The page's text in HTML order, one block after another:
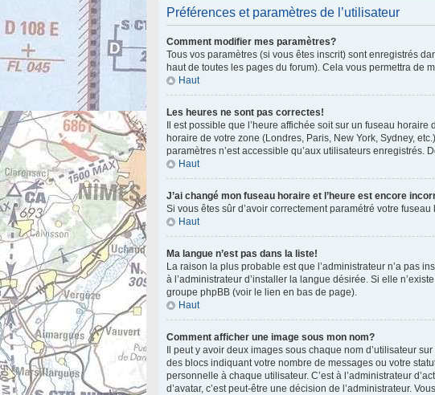
Préférences et paramètres de l’utilisateur
Comment modifier mes paramètres?
Tous vos paramètres (si vous êtes inscrit) sont enregistrés
haut de toutes les pages du forum). Cela vous permettra de
Haut
Les heures ne sont pas correctes!
Il est possible que l’heure affichée soit sur un fuseau
horaire de votre zone (Londres, Paris, New York, Sydney,
paramètres n’est accessible qu’aux utilisateurs enregistrés.
Haut
J’ai changé mon fuseau horaire et l’heure est encore
Si vous êtes sûr d’avoir correctement paramétré votre
Haut
Ma langue n’est pas dans la liste!
La raison la plus probable est que l’administrateur n’a pas
à l’administrateur d’installer la langue désirée. Si elle
groupe phpBB (voir le lien en bas de page).
Haut
Comment afficher une image sous mon nom?
Il peut y avoir deux images sous chaque nom d’utilisateur
des blocs indiquant votre nombre de messages ou votre
personnelle à chaque utilisateur. C’est à l’administrateur
d’avatar, c’est peut-être une décision de l’administrateur.